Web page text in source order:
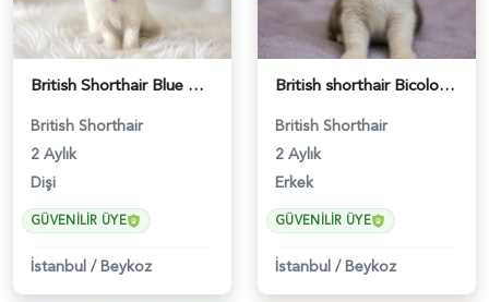
British Shorthair Blue Point Kızımız 2 Aylık - 5149
British Shorthair
2 Aylık
Dişi
GÜVENILIR ÜYE
İstanbul /Beykoz
British shorthair Bicolor Lilac Erkek - 5905
British Shorthair
2 Aylık
Erkek
GÜVENILIR ÜYE
İstanbul /Beykoz